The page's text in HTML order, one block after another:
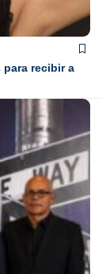
recibir a